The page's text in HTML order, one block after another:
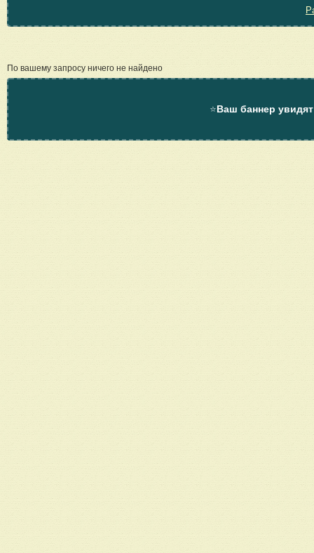
По вашему запросу ничего не найдено
⭐Ваш баннер